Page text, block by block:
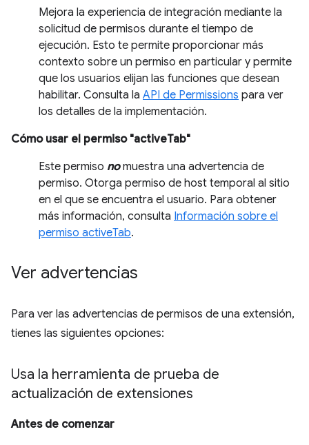
Mejora la experiencia de integración mediante la
solicitud de permisos durante el tiempo de
ejecución. Esto te permite proporcionar más
contexto sobre un permiso en particular y permite
que los usuarios elijan las funciones que desean
habilitar. Consulta la API de Permissions para ver
los detalles de la implementación.
Cómo usar el permiso "activeTab"
Este permiso nomuestra una advertencia de
permiso. Otorga permiso de host temporal al sitio
en el que se encuentra el usuario. Para obtener
más información, consulta Información sobre el
permiso activeTab.
Ver advertencias
Para ver las advertencias de permisos de una extensión,
tienes las siguientes opciones:
Usa la herramienta de prueba de
actualización de extensiones
Antes de comenzar